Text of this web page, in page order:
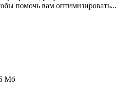
помочь вам оптимизировать...
Мб